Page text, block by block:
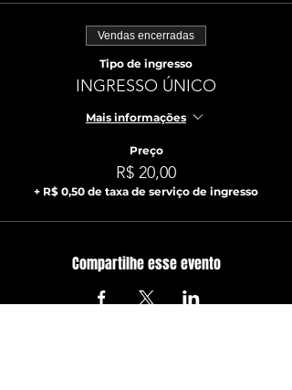
Vendas encerradas
Tipo de ingresso
INGRESSO ÚNICO
Mais informações
Preço
R$ 20,00
+ R$ 0,50 de taxa de serviço de ingresso
Compartilhe esse evento